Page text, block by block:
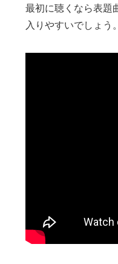
最初に聴くなら表題
入りやすいでしょう。